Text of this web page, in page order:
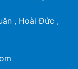
, Hoài Đức ,